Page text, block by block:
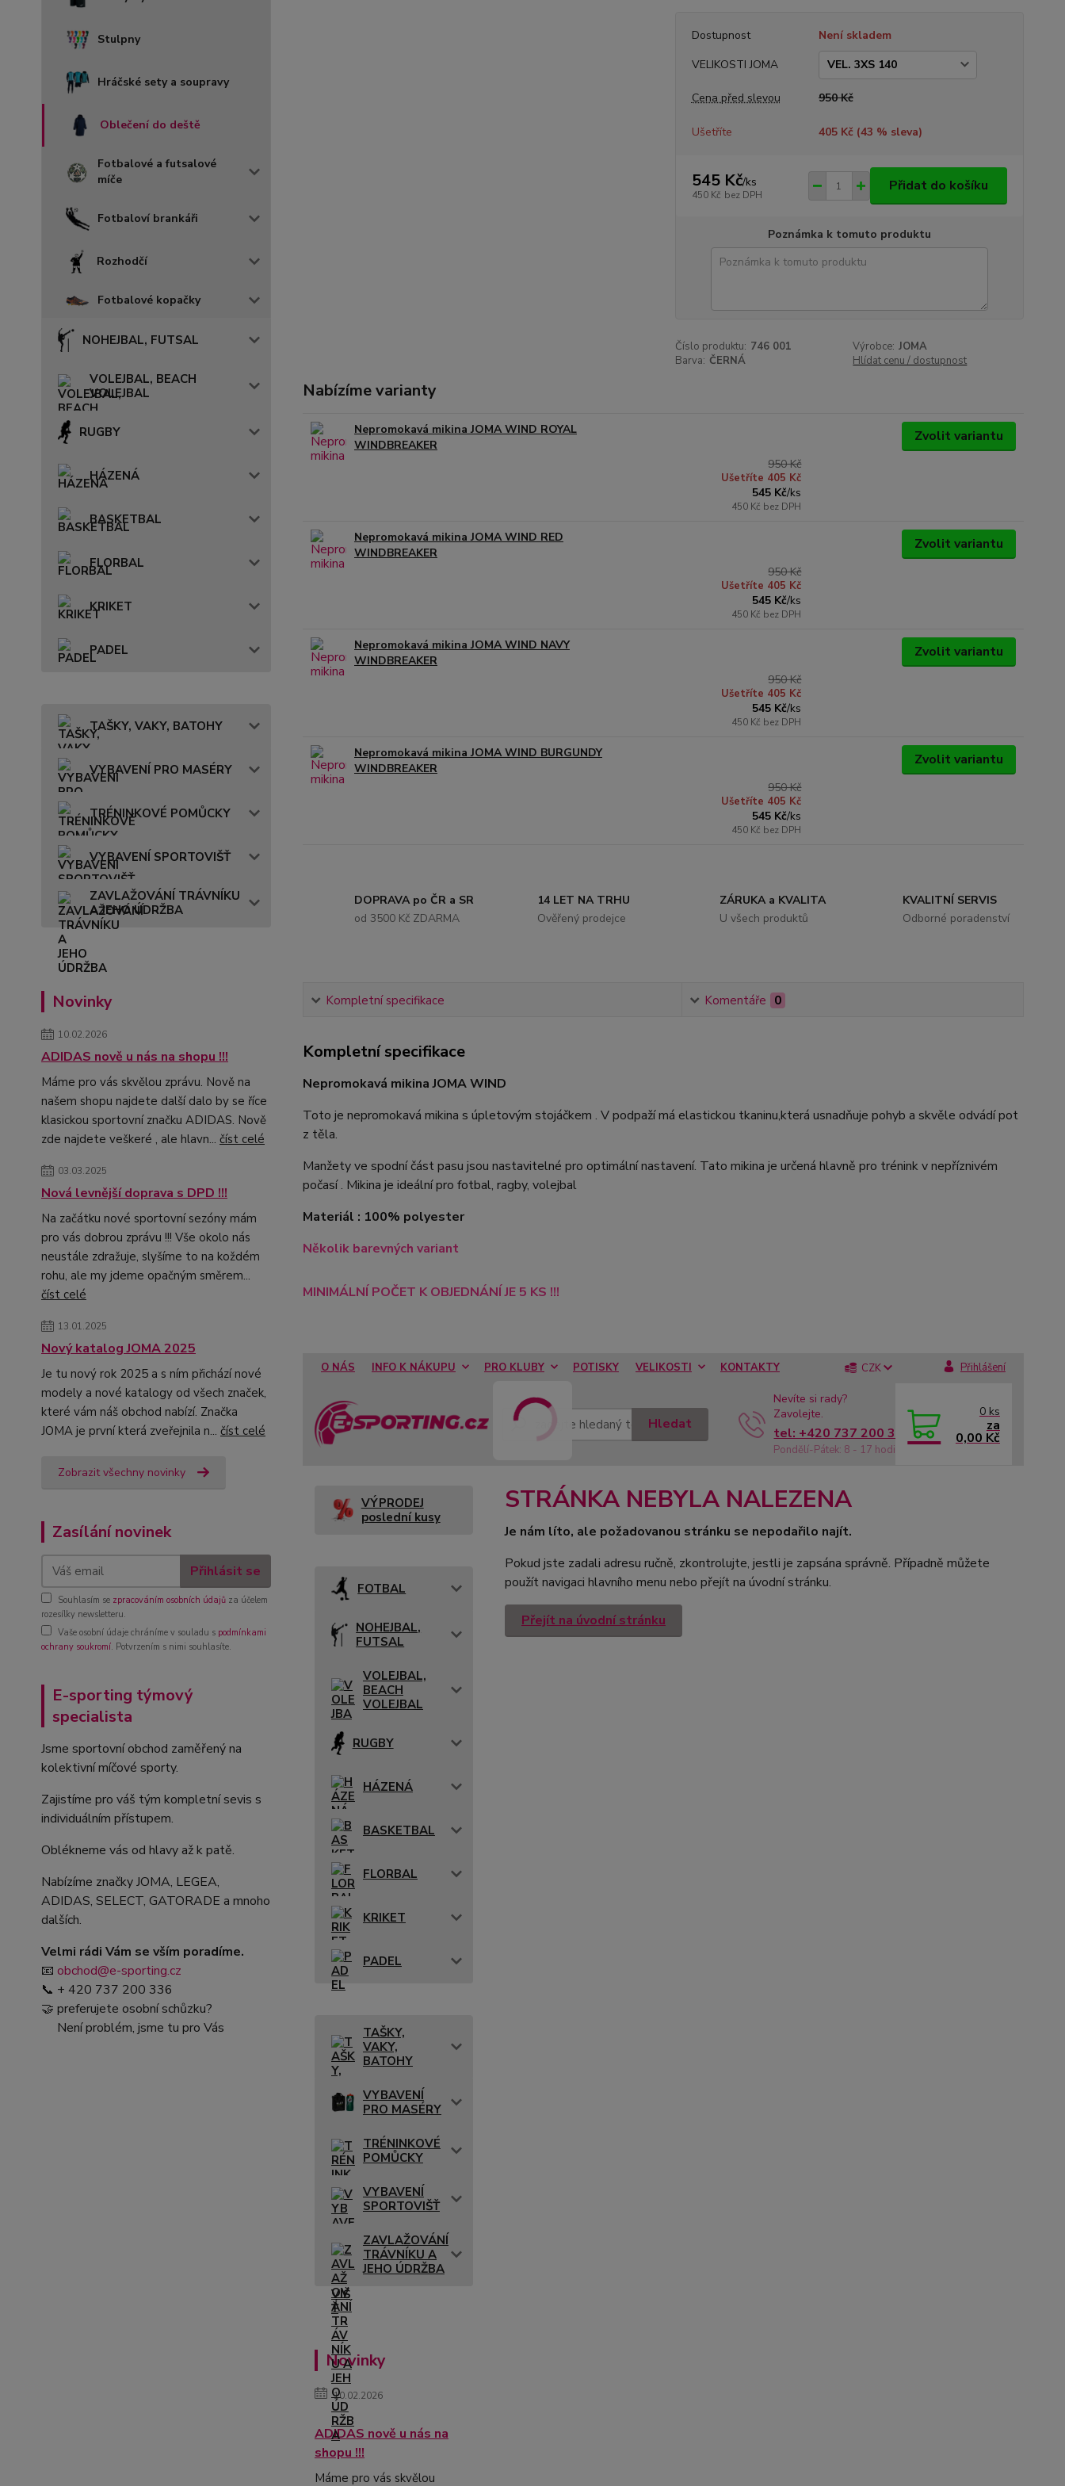
Stulpny
Hráčské sety a soupravy
Oblečení do deště
Fotbalové a futsalové
míče
Fotbaloví brankáři
Rozhodčí
Fotbalové kopačky
NOHEJBAL, FUTSAL
VOLEJBAL, BEACH
VOLEJBAL
RUGBY
HÁZENÁ
BASKETBAL
FLORBAL
KRIKET
PADEL
TAŠKY, VAKY, BATOHY
VYBAVENÍ PRO MASÉRY
TRÉNINKOVÉ POMŮCKY
VYBAVENÍ SPORTOVIŠŤ
ZAVLAŽOVÁNÍ TRÁVNÍKU
A JEHO ÚDRŽBA
Novinky
10.02.2026
ADIDAS nově u nás na shopu !!!
Máme pro vás skvělou zprávu. Nově na
našem shopu najdete další dalo by se říce
klasickou sportovní značku ADIDAS. Nově
zde najdete veškeré , ale hlavn... číst celé
03.03.2025
Nová levnější doprava s DPD !!!
Na začátku nové sportovní sezóny mám
pro vás dobrou zprávu !!! Vše okolo nás
neustále zdražuje, slyšíme to na koždém
rohu, ale my jdeme opačným směrem...
číst celé
13.01.2025
Nový katalog JOMA 2025
Je tu nový rok 2025 a s ním přichází nové
modely a nové katalogy od všech značek,
které vám náš obchod nabízí. Značka
JOMA je první která zveřejnila n... číst celé
Zobrazit všechny novinky
Zasílání novinek
Přihlásit se
Souhlasím se zpracováním osobních údajů za účelem
rozesílky newsletteru.
Vaše osobní údaje chráníme v souladu s podmínkami
ochrany soukromí. Potvrzením s nimi souhlasíte.
E-sporting týmový
specialista
Jsme sportovní obchod zaměřený na
kolektivní míčové sporty.
Zajistíme pro váš tým kompletní sevis s
individuálním přístupem.
Oblékneme vás od hlavy až k patě.
Nabízíme značky JOMA, LEGEA,
ADIDAS, SELECT, GATORADE a mnoho
dalších.
Velmi rádi Vám se vším poradíme.
📧 obchod@e-sporting.cz
📞 + 420 737 200 336
🤝 preferujete osobní schůzku?
Není problém, jsme tu pro Vás
Dostupnost
Není skladem
VELIKOSTI JOMA
Cena před slevou 950 Kč
Ušetříte 405 Kč (43 % sleva)
545 Kč/ks
450 Kč bez DPH
Přidat do košíku
Poznámka k tomuto produktu
Číslo produktu: 746 001 Výrobce: JOMA
Barva: ČERNÁ Hlídat cenu / dostupnost
Nabízíme varianty
Nepromokavá mikina JOMA WIND ROYAL
WINDBREAKER
950 Kč
Ušetříte 405 Kč
545 Kč/ks
450 Kč bez DPH
Zvolit variantu
Nepromokavá mikina JOMA WIND RED
WINDBREAKER
950 Kč
Ušetříte 405 Kč
545 Kč/ks
450 Kč bez DPH
Zvolit variantu
Nepromokavá mikina JOMA WIND NAVY
WINDBREAKER
950 Kč
Ušetříte 405 Kč
545 Kč/ks
450 Kč bez DPH
Zvolit variantu
Nepromokavá mikina JOMA WIND BURGUNDY
WINDBREAKER
950 Kč
Ušetříte 405 Kč
545 Kč/ks
450 Kč bez DPH
Zvolit variantu
DOPRAVA po ČR a SR
od 3500 Kč ZDARMA
14 LET NA TRHU
Ověřený prodejce
ZÁRUKA a KVALITA
U všech produktů
KVALITNÍ SERVIS
Odborné poradenství
Kompletní specifikace Komentáře 0
Kompletní specifikace
Nepromokavá mikina JOMA WIND
Toto je nepromokavá mikina s úpletovým stojáčkem . V podpaží má elastickou tkaninu,která usnadňuje pohyb a skvěle odvádí pot
z těla.
Manžety ve spodní část pasu jsou nastavitelné pro optimální nastavení. Tato mikina je určená hlavně pro trénink v nepříznivém
počasí . Mikina je ideální pro fotbal, ragby, volejbal
Materiál : 100% polyester
Několik barevných variant
MINIMÁLNÍ POČET K OBJEDNÁNÍ JE 5 KS !!!
O NÁS INFO K NÁKUPU PRO KLUBY POTISKY VELIKOSTI KONTAKTY CZK Přihlášení
Hledat
Nevíte si rady?
Zavolejte.
tel: +420 737 200 336
Pondělí-Pátek: 8 - 17 hodin
0 ks
za
0,00 Kč
VÝPRODEJ
poslední kusy
FOTBAL
NOHEJBAL,
FUTSAL
VOLEJBAL,
BEACH
VOLEJBAL
RUGBY
HÁZENÁ
BASKETBAL
FLORBAL
KRIKET
PADEL
TAŠKY,
VAKY,
BATOHY
VYBAVENÍ
PRO MASÉRY
TRÉNINKOVÉ
POMŮCKY
VYBAVENÍ
SPORTOVIŠŤ
ZAVLAŽOVÁNÍ
TRÁVNÍKU A
JEHO ÚDRŽBA
Novinky
10.02.2026
ADIDAS nově u nás na
shopu !!!
Máme pro vás skvělou
STRÁNKA NEBYLA NALEZENA
Je nám líto, ale požadovanou stránku se nepodařilo najít.
Pokud jste zadali adresu ručně, zkontrolujte, jestli je zapsána správně. Případně můžete
použít navigaci hlavního menu nebo přejít na úvodní stránku.
Přejít na úvodní stránku